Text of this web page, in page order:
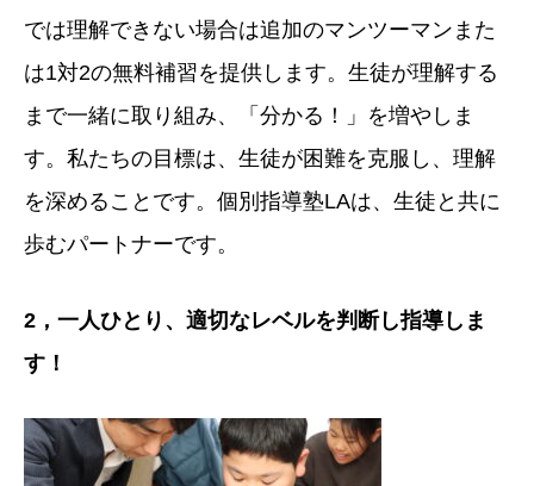
では理解できない場合は追加のマンツーマンまた
は1対2の無料補習を提供します。生徒が理解する
まで一緒に取り組み、「分かる！」を増やしま
す。私たちの目標は、生徒が困難を克服し、理解
を深めることです。個別指導塾LAは、生徒と共に
歩むパートナーです。
2 ，一人ひとり、適切なレベルを判断し指導しま
す！